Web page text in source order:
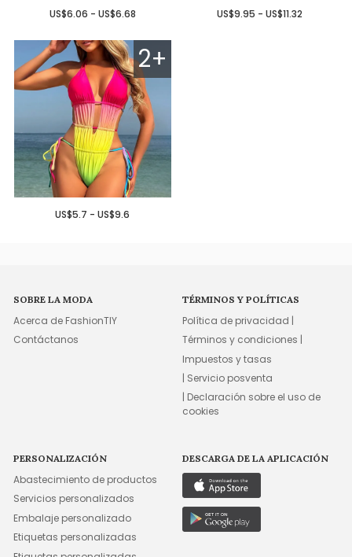
US$6.06 - US$6.68 US$9.95 - US$11.32
2+
US$5.7 - US$9.6
SOBRE LA MODA
Acerca de FashionTIY
Contáctanos
TÉRMINOS Y POLÍTICAS
Política de privacidad |
Términos y condiciones |
Impuestos y tasas
| Servicio posventa
| Declaración sobre el uso de
cookies
PERSONALIZACIÓN
Abastecimiento de productos
Servicios personalizados
Embalaje personalizado
Etiquetas personalizadas
DESCARGA DE LA APLICACIÓN